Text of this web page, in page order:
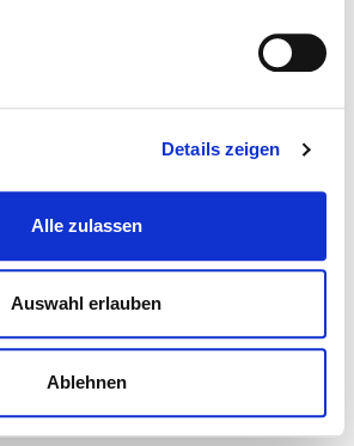
Details zeigen
Alle zulassen
Auswahl erlauben
Ablehnen